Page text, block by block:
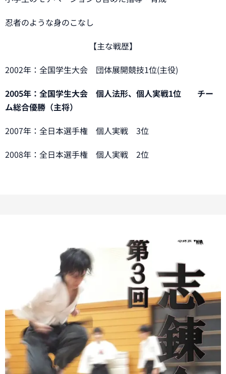
忍者のような身のこなし
【主な戦歴】
2002年：全国学生大会 団体展開競技1位(主役)
2005年：全国学生大会 個人法形、個人実戦1位 チー
ム総合優勝（主将）
2007年：全日本選手権 個人実戦 3位
2008年：全日本選手権 個人実戦 2位